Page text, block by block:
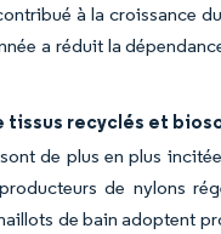
à la croissance
a réduit la
tissus recyclés et
de plus en plus
de nylons
de bain adoptent